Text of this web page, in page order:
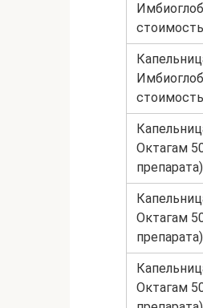
Октагам
препарата)
Октагам
препарата)
Октагам